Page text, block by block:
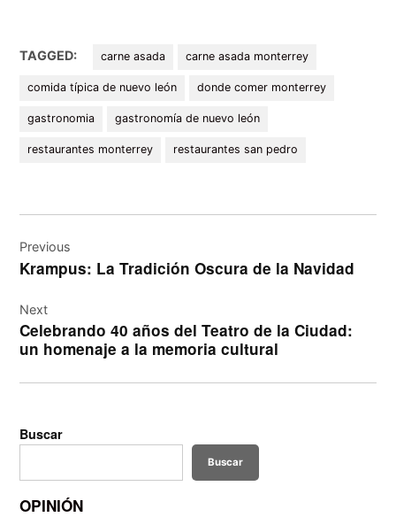
TAGGED: carne asada carne asada monterrey
comida típica de nuevo león donde comer monterrey
gastronomia gastronomía de nuevo león
restaurantes monterrey restaurantes san pedro
de
entradas
Previous
Krampus: La Tradición Oscura de la Navidad
Next
Celebrando 40 años del Teatro de la Ciudad:
un homenaje a la memoria cultural
Buscar
Buscar
OPINIÓN